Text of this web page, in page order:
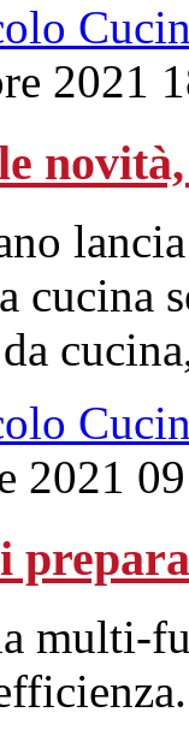
2021
novità,
cucina
2021
multi-